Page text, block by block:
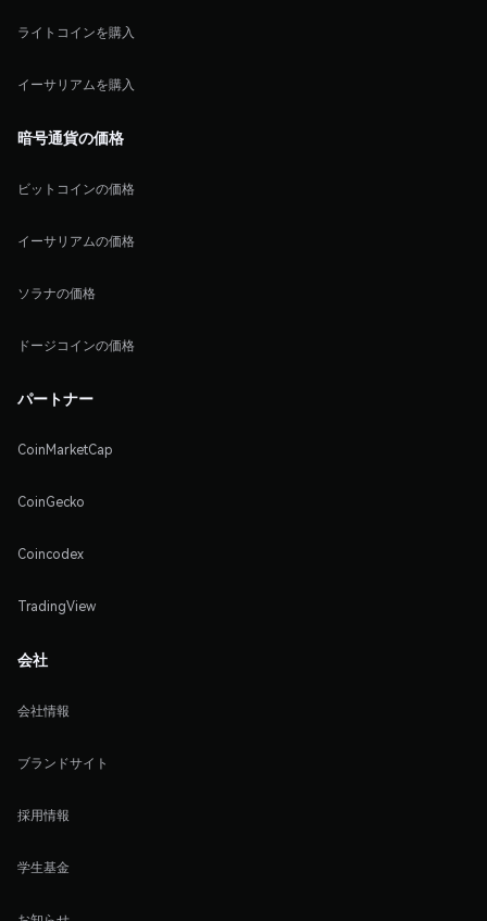
ライトコインを購入
イーサリアムを購入
暗号通貨の価格
ビットコインの価格
イーサリアムの価格
ソラナの価格
ドージコインの価格
パートナー
CoinMarketCap
CoinGecko
Coincodex
TradingView
会社
会社情報
ブランドサイト
採用情報
学生基金